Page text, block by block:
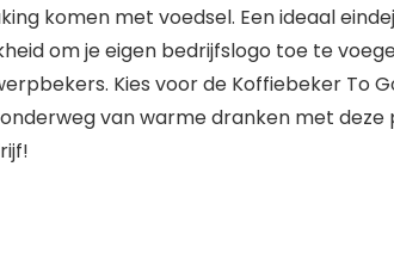
komen met voedsel. Een ideaal
om je eigen bedrijfslogo toe te
Kies voor de Koffiebeker To
van warme dranken met deze